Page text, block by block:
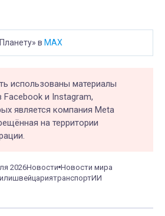
в MAX
использованы материалы
Facebook и Instagram,
является компания Meta
на территории
2026Новости Новости мира
швейцариятранспортИИ